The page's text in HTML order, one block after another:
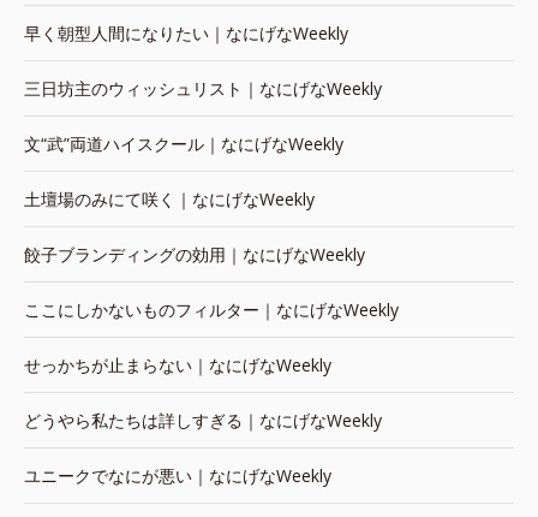
早く朝型人間になりたい｜なにげなWeekly
三日坊主のウィッシュリスト｜なにげなWeekly
文“武”両道ハイスクール｜なにげなWeekly
土壇場のみにて咲く｜なにげなWeekly
餃子ブランディングの効用｜なにげなWeekly
ここにしかないものフィルター｜なにげなWeekly
せっかちが止まらない｜なにげなWeekly
どうやら私たちは詳しすぎる｜なにげなWeekly
ユニークでなにが悪い｜なにげなWeekly